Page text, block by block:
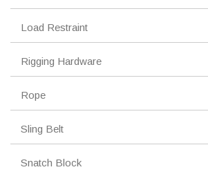
Load Restraint
Rigging Hardware
Rope
Sling Belt
Snatch Block